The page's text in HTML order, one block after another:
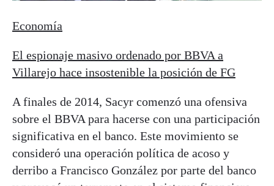
Economía
El espionaje masivo ordenado por BBVA a
Villarejo hace insostenible la posición de FG
A finales de 2014, Sacyr comenzó una ofensiva
sobre el BBVA para hacerse con una participación
significativa en el banco. Este movimiento se
consideró una operación política de acoso y
derribo a Francisco González por parte del banco